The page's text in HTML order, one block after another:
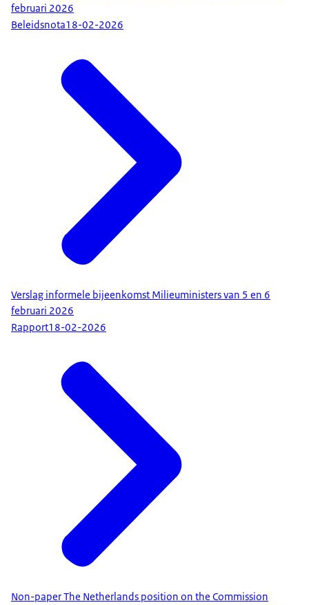
februari 2026
Beleidsnota18-02-2026
Verslag informele bijeenkomst Milieuministers van 5 en 6
februari 2026
Rapport18-02-2026
Non-paper The Netherlands position on the Commission